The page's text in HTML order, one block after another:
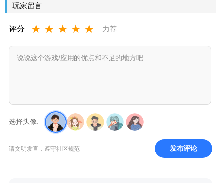
玩家留言
评分 ★ ★ ★ ★ ★ 力荐
选择头像:
请文明发言，遵守社区规范 发布评论